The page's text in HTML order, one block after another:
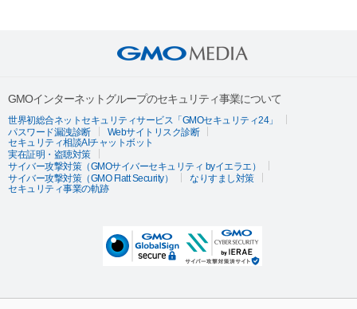
GMOインターネットグループのセキュリティ事業について
世界初総合ネットセキュリティサービス「GMOセキュリティ24」
パスワード漏洩診断
Webサイトリスク診断
セキュリティ相談AIチャットボット
実在証明・盗聴対策
サイバー攻撃対策（GMOサイバーセキュリティ byイエラエ）
サイバー攻撃対策（GMO Flatt Security）
なりすまし対策
セキュリティ事業の軌跡